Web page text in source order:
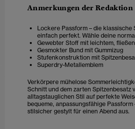
Anmerkungen der Redaktion
Lockere Passform – die
einfach perfekt. Wähle deine
Gewebter Stoff mit leichtem,
Gesmokter Bund mit Gummizug
Stufenkonstruktion mit
Superdry-Metallemblem
Verkörpere mühelose
Schnitt und dem zarten Spitzenbesatz
alltagstauglichen Stil auf perfekte
bequeme, anpassungsfähige
stilsicher gestylt für einen Abend aus.